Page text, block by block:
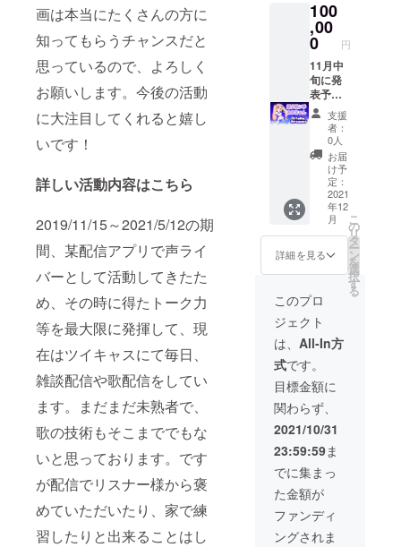
画は本当にたくさんの方に
知ってもらうチャンスだと
思っているので、よろしく
お願いします。今後の活動
に大注目してくれると嬉し
いです！
詳しい活動内容はこちら
2019/11/15～2021/5/12の期
間、某配信アプリで声ライ
バーとして活動してきたた
め、その時に得たトーク力
等を最大限に発揮して、現
在はツイキャスにて毎日、
雑談配信や歌配信をしてい
ます。まだまだ未熟者で、
歌の技術もそこまででもな
いと思っております。です
が配信でリスナー様から褒
めていただいたり、家で練
習したりと出来ることはし
い。 例)
可愛い
妹、先
輩と後
輩、ド
キドキ
告白、
等 ま
た、
discord
への招
待での
会話、
オリジ
ナルセ
リフに
関して
ですが
する内
容、法
令に違
反する
内容な
どはお
受けで
きませ
ん。
ルセリ
フ配布
(支援者
それぞ
れ別)
discord
の5分間
の個人
通話へ
の招待
(3回
分、1回
に15分
でも可
能、) 概
要欄に
名前の
掲載、
セリフ
の希望
テーマ
を記載
してく
ださ
い。 例)
可愛い
妹、先
輩と後
輩、ド
キドキ
告白、
等 ま
た、
discord
への招
待での
会話、
オリジ
100
,00
0 円
11月中
旬に発
表予定
の過去
最大の
大型企
画の先
行発表
その企
画発表
後の概
要欄に
て支援
者様の
名前の
掲載 オ
リジナ
ルセリ
フ配布
(支援者
それぞ
れ別)
discord
の5分間
の個人
通話へ
の招待
(3回
分、1回
に15分
でも可
能、) 実
写踊っ
てみた
支援
者：
0人
お届
け予
定：
2021
年12
月
詳細を見る
こ
の
リ
タ
ー
ン
を
選
択
す
る
このプロ
ジェクト
は、 All-In方
式です。
目標金額に
関わらず、
2021/10/31
23:59:59ま
でに集まっ
た金額が
ファンディ
ングされま